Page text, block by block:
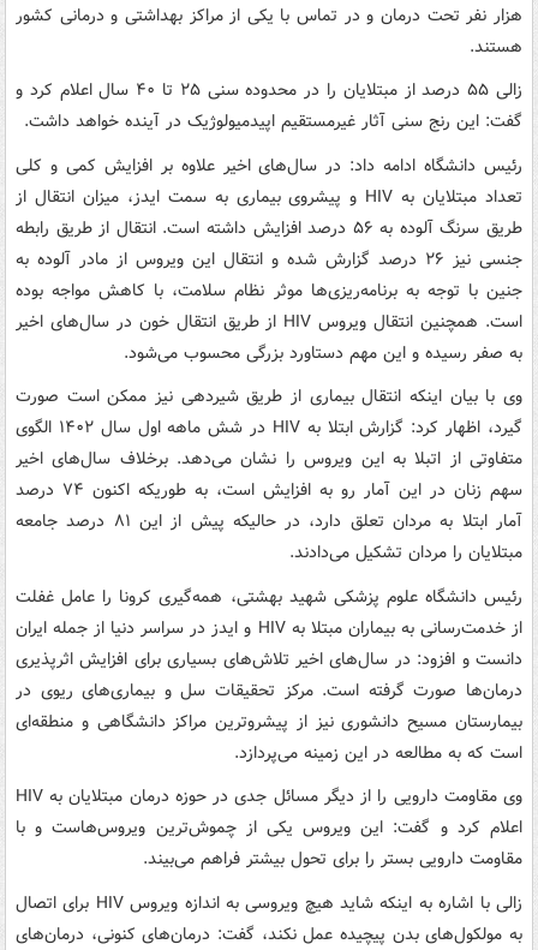
هزار نفر تحت درمان و در تماس با یکی از مراکز بهداشتی و درمانی کشور
هستند.
زالی ۵۵ درصد از مبتلایان را در محدوده سنی ۲۵ تا ۴۰ سال اعلام کرد و
گفت: این رنج سنی آثار غیرمستقیم اپیدمیولوژیک در آینده خواهد داشت.
رئیس دانشگاه ادامه داد: در سال‌های اخیر علاوه بر افزایش کمی و کلی
تعداد مبتلایان به HIV و پیشروی بیماری به سمت ایدز، میزان انتقال از
طریق سرنگ آلوده به ۵۶ درصد افزایش داشته است. انتقال از طریق رابطه
جنسی نیز ۲۶ درصد گزارش شده و انتقال این ویروس از مادر آلوده به
جنین با توجه به برنامه‌ریزی‌ها موثر نظام سلامت، با کاهش مواجه بوده
است. همچنین انتقال ویروس HIV از طریق انتقال خون در سال‌های اخیر
به صفر رسیده و این مهم دستاورد بزرگی محسوب می‌شود.
وی با بیان اینکه انتقال بیماری از طریق شیردهی نیز ممکن است صورت
گیرد، اظهار کرد: گزارش ابتلا به HIV در شش ماهه اول سال ۱۴۰۲ الگوی
متفاوتی از اتبلا به این ویروس را نشان می‌دهد. برخلاف سال‌های اخیر
سهم زنان در این آمار رو به افزایش است، به طوریکه اکنون ۷۴ درصد
آمار ابتلا به مردان تعلق دارد، در حالیکه پیش از این ۸۱ درصد جامعه
مبتلایان را مردان تشکیل می‌دادند.
رئیس دانشگاه علوم پزشکی شهید بهشتی، همه‌گیری کرونا را عامل غفلت
از خدمت‌رسانی به بیماران مبتلا به HIV و ایدز در سراسر دنیا از جمله ایران
دانست و افزود: در سال‌های اخیر تلاش‌های بسیاری برای افزایش اثرپذیری
درمان‌ها صورت گرفته است. مرکز تحقیقات سل و بیماری‌های ریوی در
بیمارستان مسیح دانشوری نیز از پیشروترین مراکز دانشگاهی و منطقه‌ای
است که به مطالعه در این زمینه می‌پردازد.
وی مقاومت دارویی را از دیگر مسائل جدی در حوزه درمان مبتلایان به HIV
اعلام کرد و گفت: این ویروس یکی از چموش‌ترین ویروس‌هاست و با
مقاومت دارویی بستر را برای تحول بیشتر فراهم می‌بیند.
زالی با اشاره به اینکه شاید هیچ ویروسی به اندازه ویروس HIV برای اتصال
به مولکول‌های بدن پیچیده عمل نکند، گفت: درمان‌های کنونی، درمان‌های